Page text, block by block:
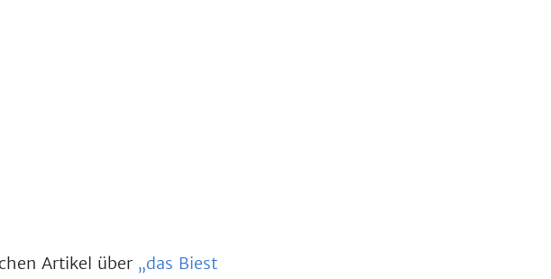
Artikel über „das Biest